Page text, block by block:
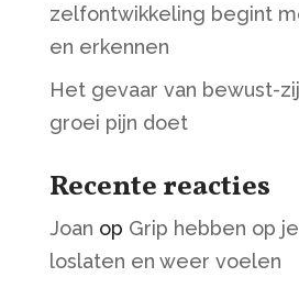
zelfontwikkeling begint
en erkennen
Het gevaar van bewust-
groei pijn doet
Recente reacties
Joan op Grip hebben op
loslaten en weer voelen